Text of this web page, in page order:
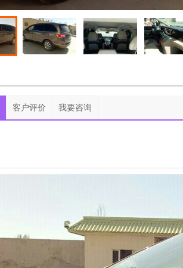
客户评价 我要咨询